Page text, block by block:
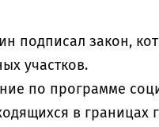
подписал закон,
участков.
по программе
в границах